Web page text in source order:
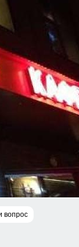
вопрос